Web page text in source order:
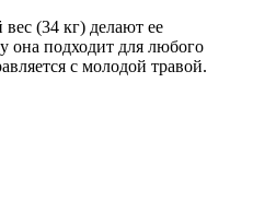
(34 кг) делают ее
она подходит для любого
с молодой травой.